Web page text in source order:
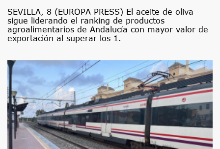
SEVILLA, 8 (EUROPA PRESS) El aceite de oliva
sigue liderando el ranking de productos
agroalimentarios de Andalucía con mayor valor de
exportación al superar los 1.